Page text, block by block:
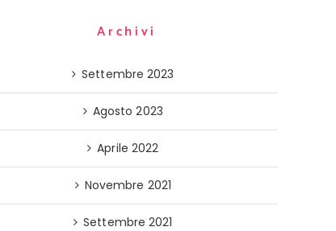
Archivi
Settembre 2023
Agosto 2023
Aprile 2022
Novembre 2021
Settembre 2021